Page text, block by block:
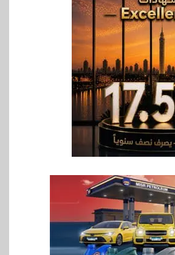
بنوك
بنك QNB مصر يعزز جاهزية
المشروعات الصغيرة والمتوسطة
للنمو والتوسع
اخبار
فيكسد مصر و”حلول” تتشاركان
في تطوير أول منصة للسياحة
الصحية في مصر والشرق الأوسط
وأفريقيا Tour4Cure
سوق وصلة
هواوي: هاتف nova 15
Max بطارية ضخمة وتصميم متين
جهازًا مثاليًا للشباب